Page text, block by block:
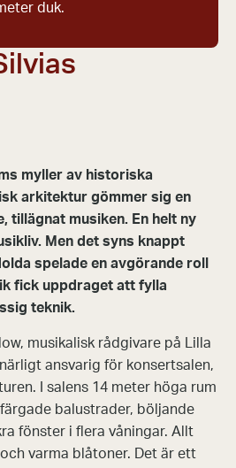
myller av historiska
arkitektur gömmer sig en
tillägnat musiken. En helt ny
Men det syns knappt
spelade en avgörande roll
fick uppdraget att fylla
teknik.
musikalisk rådgivare på Lilla
ansvarig för konsertsalen,
I salens 14 meter höga rum
balustrader, böljande
fönster i flera våningar. Allt
varma blåtoner. Det är ett
duk.